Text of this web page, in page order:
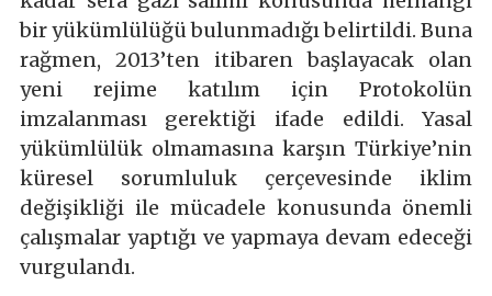
bir yükümlülüğü bulunmadığı belirtildi. Buna
rağmen, 2013’ten itibaren başlayacak olan
yeni rejime katılım için Protokolün
imzalanması gerektiği ifade edildi. Yasal
yükümlülük olmamasına karşın Türkiye’nin
küresel sorumluluk çerçevesinde iklim
değişikliği ile mücadele konusunda önemli
çalışmalar yaptığı ve yapmaya devam edeceği
vurgulandı.